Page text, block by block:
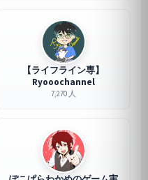
【ライフライン専】
Ryooochannel
7,270 人